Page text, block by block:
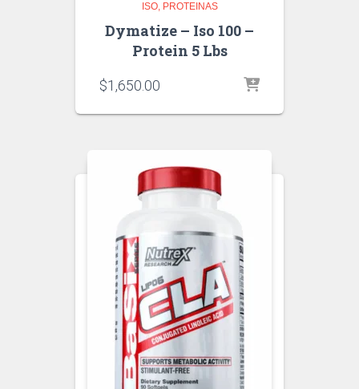
ISO PROTEINAS
Dymatize – Iso 100 –
Protein 5 Lbs
$1,650.00